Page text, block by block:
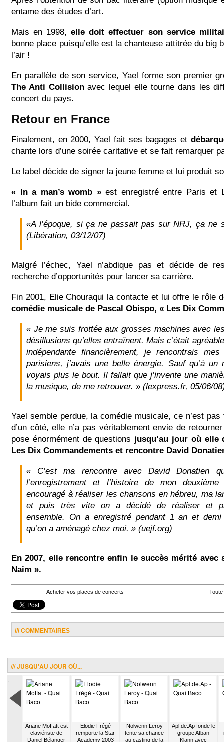
entame des études d’art.
Mais en 1998,elle doit effectuer son service
bonne place puisqu’elle est la chanteuse attitrée du big
l’air !
En parallèle de son service, Yael forme son premier
The Anti Collisionavec lequel elle tourne dans les
concert du pays.
Retour en France
Finalement, en 2000, Yael fait ses bagages et
chante lors d’une soirée caritative et se fait remarquer
Le label décide de signer la jeune femme et lui produit
« In a man’s womb »est enregistré entre Paris et
l’album fait un bide commercial.
«A l’époque, si ça ne passait pas sur NRJ, ça ne
(Libération, 03/12/07)
Malgré l’échec, Yael n’abdique pas et décide de
recherche d’opportunités pour lancer sa carrière.
Fin 2001, Elie Chouraqui la contacte et lui offre le rôle
comédie musicale de Pascal Obispo, « Les Dix
« Je me suis frottée aux grosses machines avec
désillusions qu’elles entraînent. Mais c’était
indépendante financièrement, je rencontrais
parisiens, j’avais une belle énergie. Sauf qu’à un
voyais plus le bout. Il fallait que j’invente une
la musique, de me retrouver. » (lexpress.fr, 05/06/
Yael semble perdue, la comédie musicale, ce n’est
d’un côté, elle n’a pas véritablement envie de
pose énormément de questions jusqu’au jour où elle
Les Dix Commandements et rencontre David
« C’est ma rencontre avec David Donatien
l’enregistrement et l’histoire de mon
encouragé à réaliser les chansons en hébreu, ma
et puis très vite on a décidé de réaliser et
ensemble. On a enregistré pendant 1 an et
qu’on a aménagé chez moi. » (uejf.org)
En 2007, elle rencontre enfin le succès mérité avec
Naim ».
Acheter vos places de concerts
/// COMMENTAIRES
/// JUSQU'AU JOUR OÙ...
.
Ariane Moffatt est
claviériste de
Daniel Bélanger
Elodie Frégé
remporte la Star
Academy 2003
Nolwenn Leroy
tente sa chance
au casting de la
Apl.de.Ap fonde le
groupe Atban
Klann avec